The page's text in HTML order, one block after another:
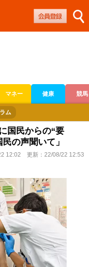
マネー 健康 競馬
ム
国民からの“要
の声聞いて」
12:02 更新： 22/08/22 12:53